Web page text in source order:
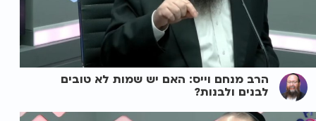
הרב מנחם וייס: האם יש שמות לא טובים
לבנים ולבנות?